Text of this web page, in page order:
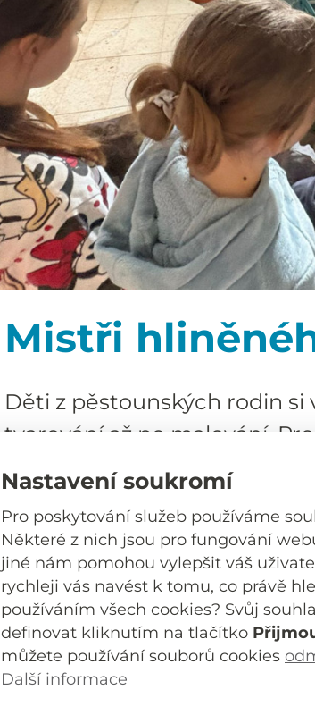
Nastavení soukromí
Pro poskytování služeb používáme
Některé z nich jsou pro fungování
jiné nám pomohou vylepšit váš
rychleji vás navést k tomu, co právě
používáním všech cookies? Svůj
definovat kliknutím na tlačítko
můžete používání souborů cookies
Další informace
Mistři
Děti z pěstounských rodin si
tvarování až po malování.
dovednosti i společné tvořivé
V rámci našeho programu pro
tvořivé setkánís názvemMistři
radost z vlastní práce, ale i nové
Děti měly jedinečnou příležitost
– od prvního doteku materiálu,
malování hotových výrobků.
rozmanité originální výtvory, do